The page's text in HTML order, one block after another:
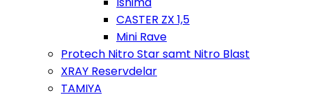
CASTER ZX 1,5
Mini Rave
Protech Nitro Star samt Nitro Blast
XRAY Reservdelar
TAMIYA